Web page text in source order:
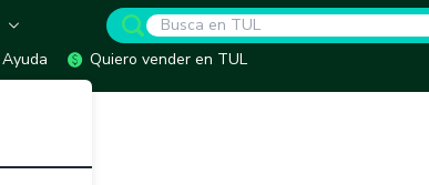
Ayuda Quiero vender en TUL